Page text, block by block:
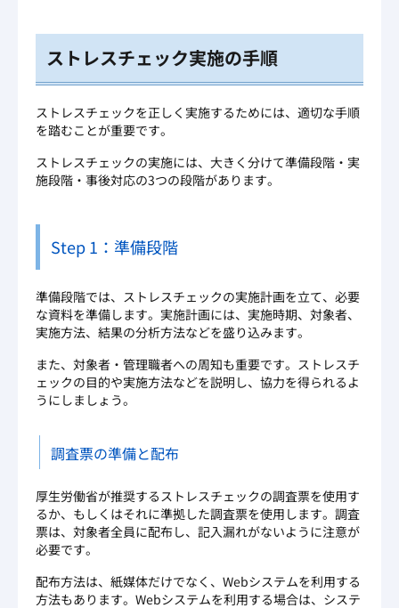
ストレスチェック実施の手順
ストレスチェックを正しく実施するためには、適切な手順
を踏むことが重要です。
ストレスチェックの実施には、大きく分けて準備段階・実
施段階・事後対応の3つの段階があります。
Step 1：準備段階
準備段階では、ストレスチェックの実施計画を立て、必要
な資料を準備します。実施計画には、実施時期、対象者、
実施方法、結果の分析方法などを盛り込みます。
また、対象者・管理職者への周知も重要です。ストレスチ
ェックの目的や実施方法などを説明し、協力を得られるよ
うにしましょう。
調査票の準備と配布
厚生労働省が推奨するストレスチェックの調査票を使用す
るか、もしくはそれに準拠した調査票を使用します。調査
票は、対象者全員に配布し、記入漏れがないように注意が
必要です。
配布方法は、紙媒体だけでなく、Webシステムを利用する
方法もあります。Webシステムを利用する場合は、システ